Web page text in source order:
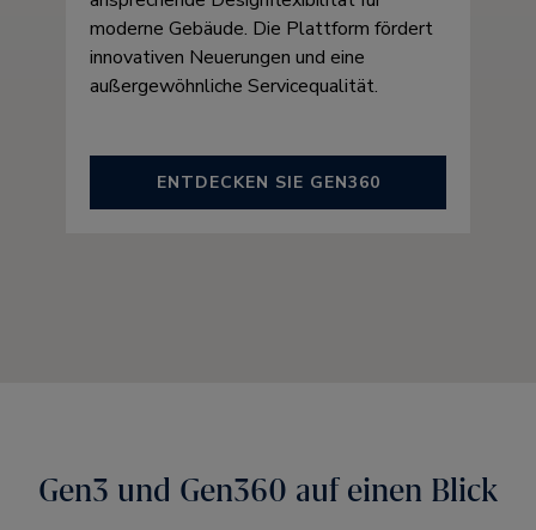
moderne Gebäude. Die Plattform fördert
innovativen Neuerungen und eine
außergewöhnliche Servicequalität.
ENTDECKEN SIE GEN360
Gen3 und Gen360 auf einen Blick​